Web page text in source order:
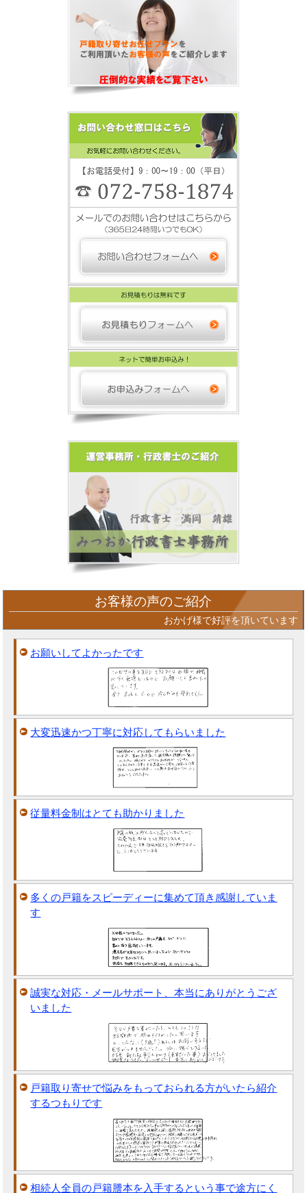
お客様の声のご紹介
おかげ様で好評を頂いています
お願いしてよかったです
大変迅速かつ丁寧に対応してもらいました
従量料金制はとても助かりました
多くの戸籍をスピーディーに集めて頂き感謝していま
す
誠実な対応・メールサポート、本当にありがとうござ
いました
戸籍取り寄せで悩みをもっておられる方がいたら紹介
するつもりです
相続人全員の戸籍謄本を入手するという事で途方にく